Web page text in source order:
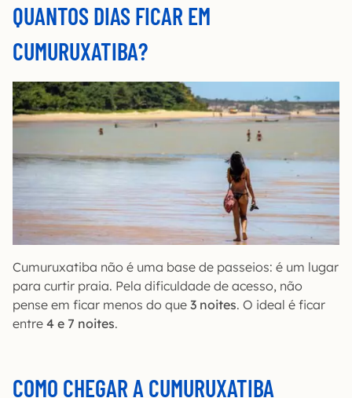
QUANTOS DIAS FICAR EM
CUMURUXATIBA?
Cumuruxatiba não é uma base de passeios: é um lugar
para curtir praia. Pela dificuldade de acesso, não
pense em ficar menos do que 3 noites. O ideal é ficar
entre 4 e 7 noites.
COMO CHEGAR A CUMURUXATIBA